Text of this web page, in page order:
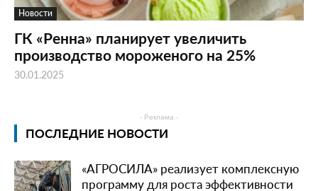
Новости
ГК «Ренна» планирует увеличить
производство мороженого на 25%
30.01.2025
- Реклама -
ПОСЛЕДНИЕ НОВОСТИ
«АГРОСИЛА» реализует комплексную
программу для роста эффективности